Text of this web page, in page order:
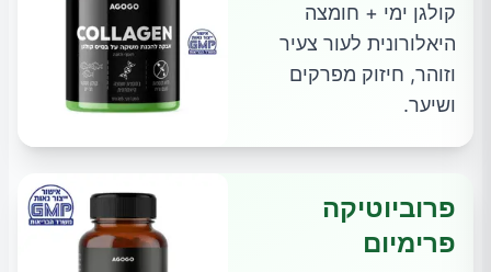
קולגן ימי + חומצה
היאלורונית לעור צעיר
וזוהר, חיזוק מפרקים
ושיער.
פרוביוטיקה
פרימיום